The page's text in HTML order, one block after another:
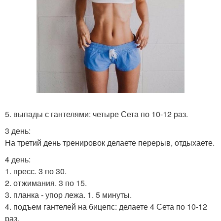
5. выпады с гантелями: четыре Сета по 10-12 раз.
3 день:
На третий день тренировок делаете перерыв, отдыхаете.
4 день:
1. пресс. 3 по 30.
2. отжимания. 3 по 15.
3. планка - упор лежа. 1. 5 минуты.
4. подъем гантелей на бицепс: делаете 4 Сета по 10-12
раз.